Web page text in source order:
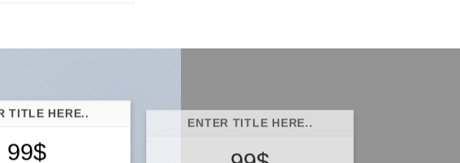
TITLE HERE..
99$